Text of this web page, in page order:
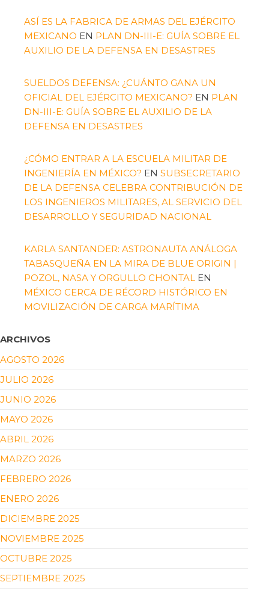
ASÍ ES LA FABRICA DE ARMAS DEL EJÉRCITO
MEXICANO EN PLAN DN-III-E: GUÍA SOBRE EL
AUXILIO DE LA DEFENSA EN DESASTRES
SUELDOS DEFENSA: ¿CUÁNTO GANA UN
OFICIAL DEL EJÉRCITO MEXICANO? EN PLAN
DN-III-E: GUÍA SOBRE EL AUXILIO DE LA
DEFENSA EN DESASTRES
¿CÓMO ENTRAR A LA ESCUELA MILITAR DE
INGENIERÍA EN MÉXICO? EN SUBSECRETARIO
DE LA DEFENSA CELEBRA CONTRIBUCIÓN DE
LOS INGENIEROS MILITARES, AL SERVICIO DEL
DESARROLLO Y SEGURIDAD NACIONAL
KARLA SANTANDER: ASTRONAUTA ANÁLOGA
TABASQUEÑA EN LA MIRA DE BLUE ORIGIN |
POZOL, NASA Y ORGULLO CHONTAL EN
MÉXICO CERCA DE RÉCORD HISTÓRICO EN
MOVILIZACIÓN DE CARGA MARÍTIMA
ARCHIVOS
AGOSTO 2026
JULIO 2026
JUNIO 2026
MAYO 2026
ABRIL 2026
MARZO 2026
FEBRERO 2026
ENERO 2026
DICIEMBRE 2025
NOVIEMBRE 2025
OCTUBRE 2025
SEPTIEMBRE 2025